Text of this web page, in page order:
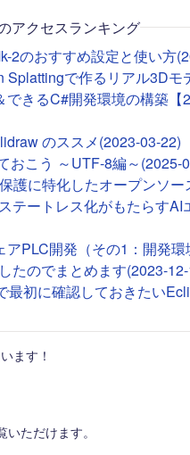
アクセスランキング
2のおすすめ設定と使い方
Splattingで作るリアル3Dモ
きるC#開発環境の構築
のススメ(2023-03-22)
おこう ～UTF-8編～(2025-
護に特化したオープンソ
テートレス化がもたらす
PLC開発（その1：開発
たのでまとめます(2023-
最初に確認しておきたい
ます！
いただけます。